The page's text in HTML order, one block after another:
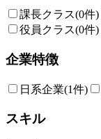
課長クラス(0件)
役員クラス(0件)
企業特徴
日系企業(1件)
スキル